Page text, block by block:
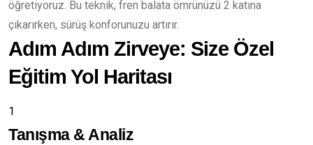
öğretiyoruz. Bu teknik, fren balata ömrünüzü 2 katına
çıkarırken, sürüş konforunuzu artırır.
Adım Adım Zirveye: Size Özel
Eğitim Yol Haritası
1
Tanışma & Analiz